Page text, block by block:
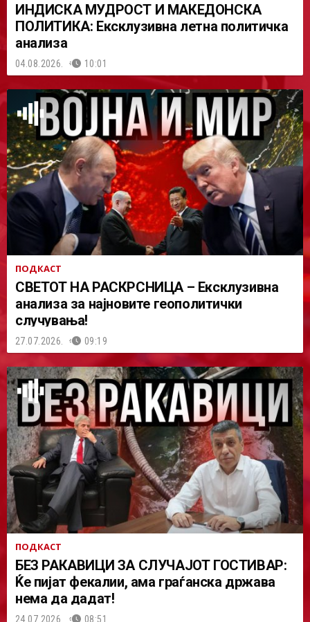
ИНДИСКА МУДРОСТ И МАКЕДОНСКА
ПОЛИТИКА: Ексклузивна летна политичка
анализа
04.08.2026. 10:01
ПОДКАСТ
СВЕТОТ НА РАСКРСНИЦА – Ексклузивна
анализа за најновите геополитички
случувања!
27.07.2026. 09:19
ПОДКАСТ
БЕЗ РАКАВИЦИ ЗА СЛУЧАЈОТ ГОСТИВАР:
Ќе пијат фекалии, ама граѓанска држава
нема да дадат!
24.07.2026. 08:51